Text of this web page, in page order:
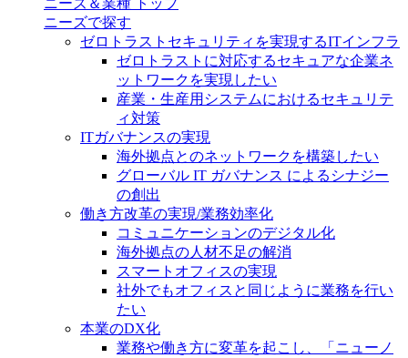
ニーズ＆業種 トップ
ニーズで探す
ゼロトラストセキュリティを実現するITインフラ
ゼロトラストに対応するセキュアな企業ネ
ットワークを実現したい
産業・生産用システムにおけるセキュリテ
ィ対策
ITガバナンスの実現
海外拠点とのネットワークを構築したい
グローバル IT ガバナンス によるシナジー
の創出
働き方改革の実現/業務効率化
コミュニケーションのデジタル化
海外拠点の人材不足の解消
スマートオフィスの実現
社外でもオフィスと同じように業務を行い
たい
本業のDX化
業務や働き方に変革を起こし、「ニューノ